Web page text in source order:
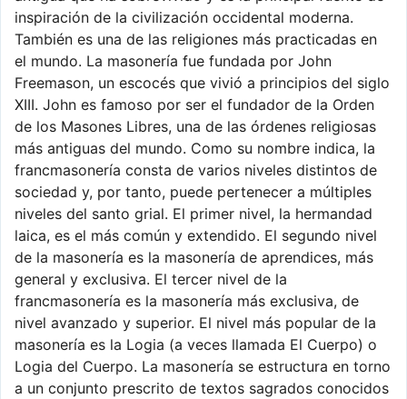
inspiración de la civilización occidental moderna.
También es una de las religiones más practicadas en
el mundo. La masonería fue fundada por John
Freemason, un escocés que vivió a principios del siglo
XIII. John es famoso por ser el fundador de la Orden
de los Masones Libres, una de las órdenes religiosas
más antiguas del mundo. Como su nombre indica, la
francmasonería consta de varios niveles distintos de
sociedad y, por tanto, puede pertenecer a múltiples
niveles del santo grial. El primer nivel, la hermandad
laica, es el más común y extendido. El segundo nivel
de la masonería es la masonería de aprendices, más
general y exclusiva. El tercer nivel de la
francmasonería es la masonería más exclusiva, de
nivel avanzado y superior. El nivel más popular de la
masonería es la Logia (a veces llamada El Cuerpo) o
Logia del Cuerpo. La masonería se estructura en torno
a un conjunto prescrito de textos sagrados conocidos